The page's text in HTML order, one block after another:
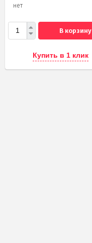
нет
В корзину
Купить в 1 клик